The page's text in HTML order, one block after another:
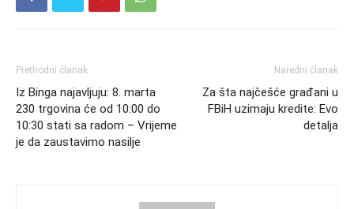
Prethodni članak
Iz Binga najavljuju: 8. marta
230 trgovina će od 10:00 do
10:30 stati sa radom – Vrijeme
je da zaustavimo nasilje
Naredni članak
Za šta najčešće građani u
FBiH uzimaju kredite: Evo
detalja